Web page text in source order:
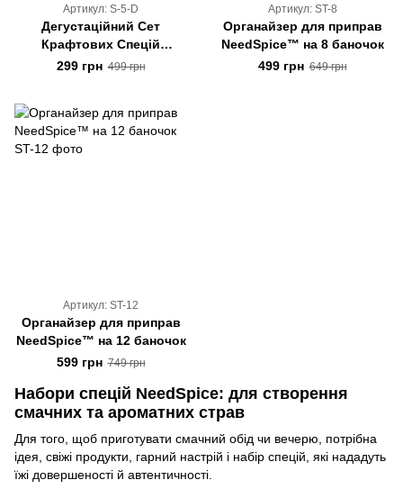
Набори спецій NeedSpice: для створення
смачних та ароматних страв
Для того, щоб приготувати смачний обід чи вечерю, потрібна
ідея, свіжі продукти, гарний настрій і набір спецій, які нададуть
їжі довершеності й автентичності.
Артикул: S-5-D
Дегустаційний Сет
Крафтових Спецій
"Знайомство з
299 грн 499 грн
Артикул: ST-8
Органайзер для приправ
NeedSpice™ на 8 баночок
499 грн 649 грн
Артикул: ST-12
Органайзер для приправ
NeedSpice™ на 12 баночок
599 грн 749 грн